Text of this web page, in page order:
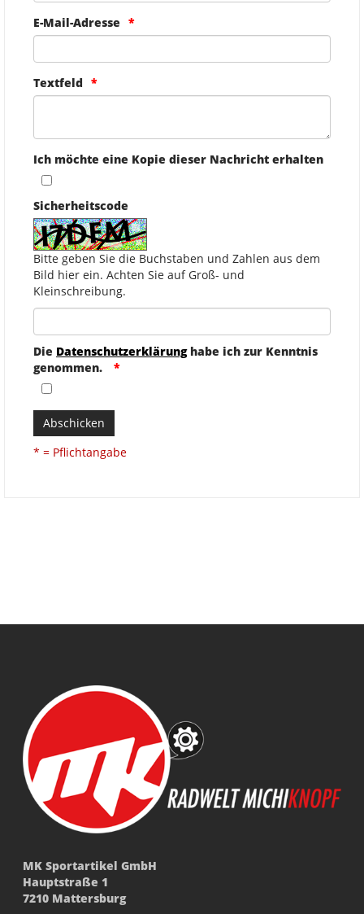
E-Mail-Adresse
Textfeld
Ich möchte eine Kopie dieser Nachricht erhalten
Sicherheitscode
Bitte geben Sie die Buchstaben und Zahlen aus dem
Bild hier ein. Achten Sie auf Groß- und
Kleinschreibung.
Die Datenschutzerklärunghabe ich zur Kenntnis
genommen.
Abschicken
* = Pflichtangabe
MK Sportartikel GmbH
Hauptstraße 1
7210 Mattersburg